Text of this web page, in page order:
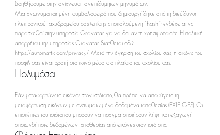
βοηθήσουμε στην ανίχνευση ανεπιθύμητων μηνυμάτων.
Μια ανωνυμοποιημένη συμβολοσειρά που δημιουργήθηκε από τη διεύθυνση
ηλεκτρονικού ταχυδρομείου σας (επίσης αποκαλούμενη “hash”) ενδέχεται να
παρασχεθεί στην υπηρεσία Gravatar για να δει αν τη χρησιμοποιείτε. Η πολιτική
απορρήτου της υπηρεσίας Gravatar διατίθεται εδώ:
https://automattic.com/privacy/. Μετά την έγκριση του σχολίου σας, η εικόνα του
προφίλ σας είναι ορατή στο κοινό μέσα στο πλαίσιο του σχολίου σας.
Πολυμέσα
Εάν μεταφορτώνετε εικόνες στον ιστότοπο, θα πρέπει να αποφύγετε τη
μεταφόρτωση εικόνων με ενσωματωμένα δεδομένα τοποθεσίας (EXIF GPS). Οι
επισκέπτες του ιστότοπου μπορούν να πραγματοποιήσουν λήψη και εξαγωγή
οποιωνδήποτε δεδομένων τοποθεσίας από εικόνες στον ιστότοπο.